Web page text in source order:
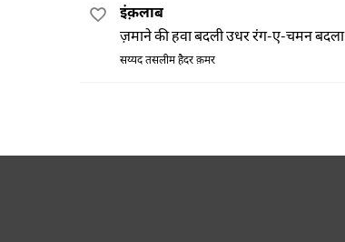
इंक़लाब
ज़माने की हवा बदली उधर रंग-ए-चमन बदला
सय्यद तसलीम हैदर क़मर